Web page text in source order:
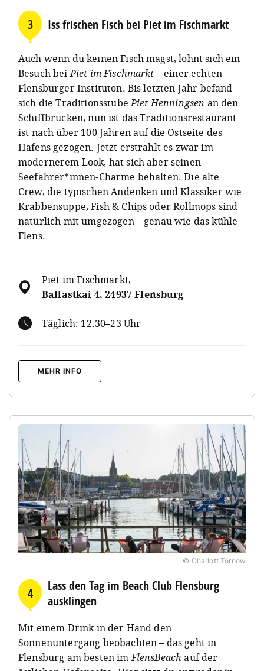
3 Iss frischen Fisch bei Piet im Fischmarkt
Auch wenn du keinen Fisch magst, lohnt sich ein
Besuch beiPiet im Fischmarkt – einer echten
Flensburger Instituton. Bis letzten Jahr befand
sich die TraditionsstubePiet Henningsen an den
Schiffbrücken, nun ist das Traditionsrestaurant
ist nach über 100 Jahren auf die Ostseite des
Hafens gezogen. Jetzt erstrahlt es zwar im
modernerem Look, hat sich aber seinen
Seefahrer*innen-Charme behalten. Die alte
Crew, die typischen Andenken und Klassiker wie
Krabbensuppe, Fish & Chips oder Rollmops sind
natürlich mit umgezogen – genau wie das kühle
Flens.
Piet im Fischmarkt,
Ballastkai 4, 24937 Flensburg
Täglich: 12.30–23 Uhr
MEHR INFO
© Charlott Tornow
4
Lass den Tag im Beach Club Flensburg
ausklingen
Mit einem Drink in der Hand den
Sonnenuntergang beobachten – das geht in
Flensburg am besten imFlensBeach auf der